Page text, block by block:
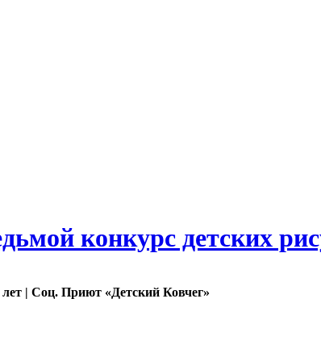
конкурс детских
| Соц. Приют «Детский Ковчег»